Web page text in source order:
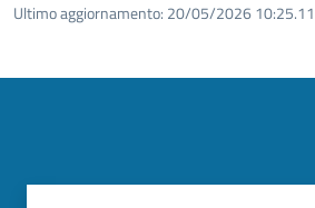
Ultimo aggiornamento: 20/05/2026 10:25.11